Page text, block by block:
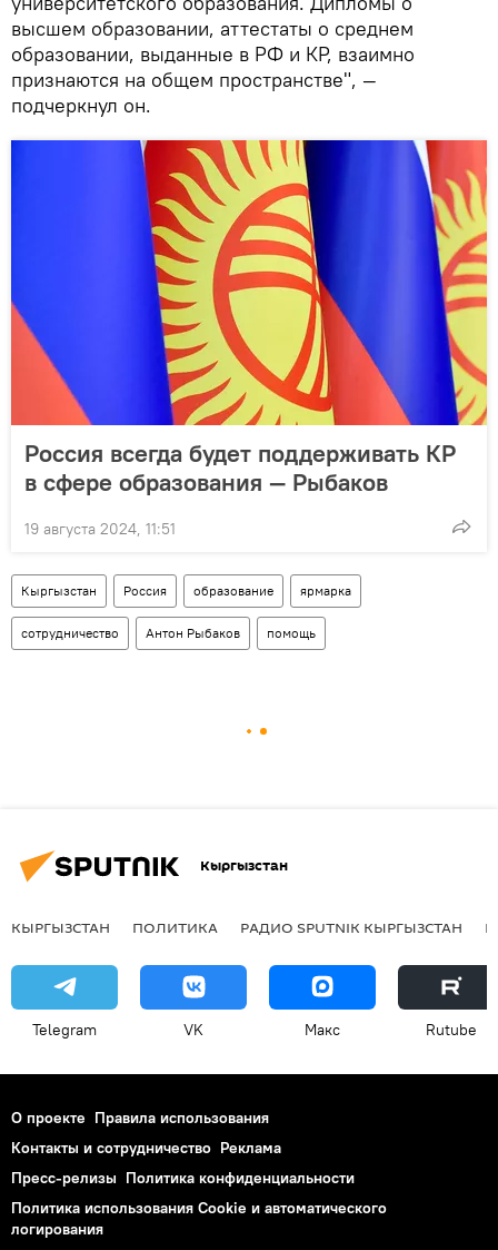
высшем образовании, аттестаты о среднем
образовании, выданные в РФ и КР, взаимно
признаются на общем пространстве", —
подчеркнул он.
Россия всегда будет поддерживать КР
в сфере образования — Рыбаков
19 августа 2024, 11:51
Кыргызстан Россия образование ярмарка
сотрудничество Антон Рыбаков помощь
Кыргызстан
КЫРГЫЗСТАН ПОЛИТИКА РАДИО SPUTNIK КЫРГЫЗСТАН
Telegram VK Макс Rutube
О проекте Правила использования
Контакты и сотрудничество Реклама
Пресс-релизы Политика конфиденциальности
Политика использования Cookie и автоматического
логирования